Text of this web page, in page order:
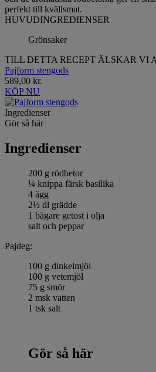
perfekt till kvällsmat.
HUVUDINGREDIENSER
Grönsaker
TILL DETTA RECEPT ÄLSKAR VI
Pajform stengods
589,00 kr.
KÖP NU
Ingredienser
Gör så här
Ingredienser
200 g rödbetor
¼ knippa färsk basilika
4 ägg
2½ dl grädde
1 bägare getost i olja
salt och peppar
Pajdeg:
100 g dinkelmjöl
100 g vetemjöl
75 g smör
2 msk vatten
1 tsk salt
Gör så här